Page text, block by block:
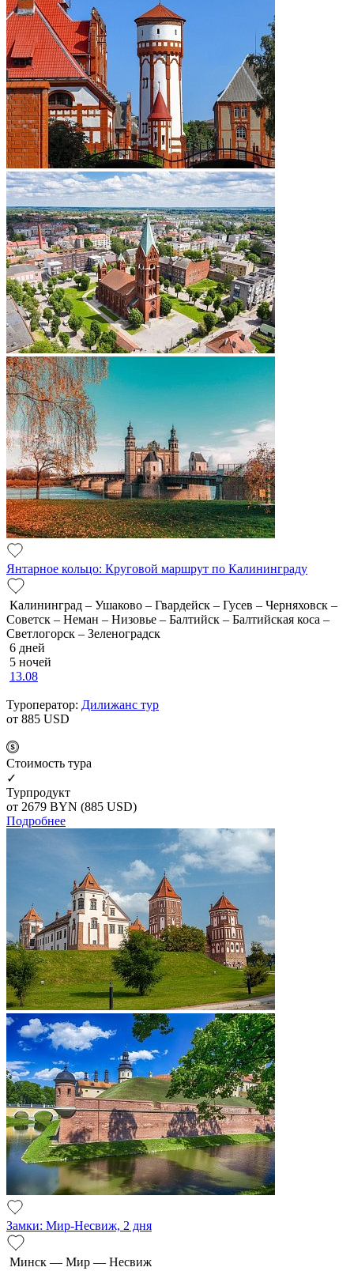
Янтарное кольцо: Круговой маршрут по Калининграду
Калининград – Ушаково – Гвардейск – Гусев – Черняховск –
Советск – Неман – Низовье – Балтийск – Балтийская коса –
Светлогорск – Зеленоградск
6 дней
5 ночей
13.08
Туроператор: Дилижанс тур
от 885 USD
Cтоимость тура
✓
Турпродукт
от 2679 BYN (885 USD)
Подробнее
Замки: Мир-Несвиж, 2 дня
Минск — Мир — Несвиж